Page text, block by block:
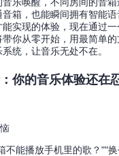
箱，也能瞬间拥有智能
实现的体验，现在通过
你从零开始，用最简单
统，让音乐无处不在。
你的音乐体验还在
不能播放手机里的歌？""